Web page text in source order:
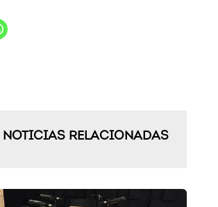
RELACIONADAS